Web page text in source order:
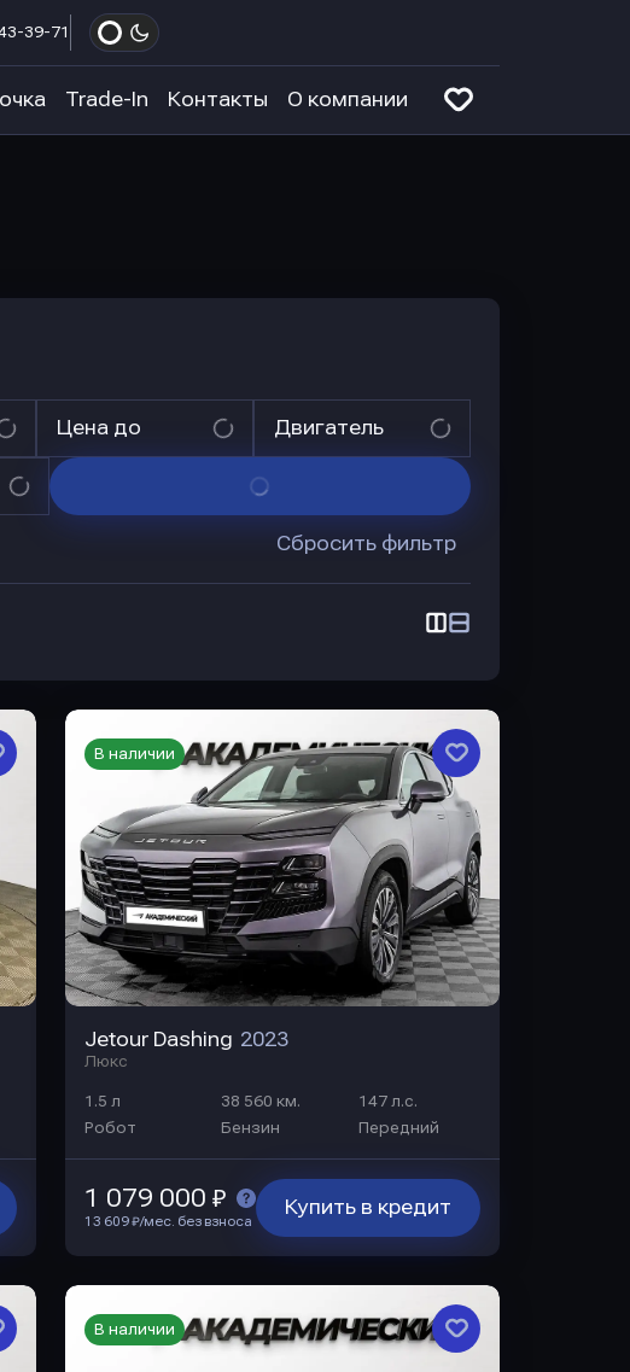
39-71
Trade-In Контакты О компании
Цена до Двигатель
Сбросить фильтр
Jetour Dashing 2023
Люкс
1.5 л 38 560 км.
147 л.с.
Робот
Бензин Передний
В наличии
Купить в кредит
1 079 000 ₽
13 609 ₽/мес. без взноса
В наличии